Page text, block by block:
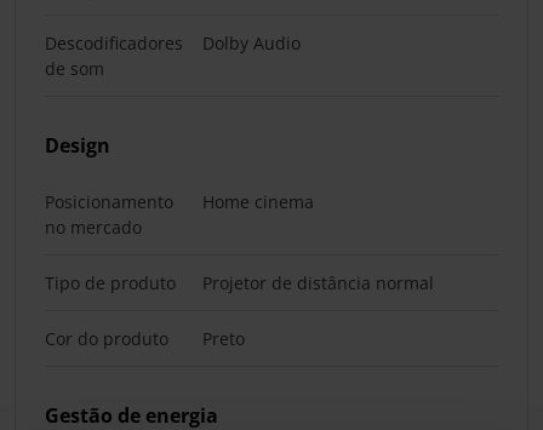
Descodificadores
de som
Dolby Audio
Design
Posicionamento
no mercado
Home cinema
Tipo de produto Projetor de distância normal
Cor do produto Preto
Gestão de energia